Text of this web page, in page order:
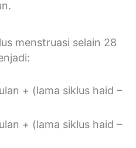
menstruasi selain 28
+ (lama siklus haid –
+ (lama siklus haid –